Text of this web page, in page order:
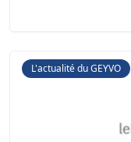
L'actualité du GEYVO